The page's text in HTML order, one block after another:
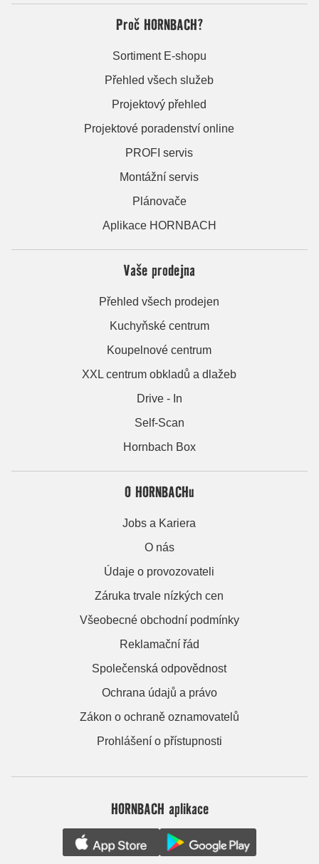
Proč HORNBACH?
Sortiment E-shopu
Přehled všech služeb
Projektový přehled
Projektové poradenství online
PROFI servis
Montážní servis
Plánovače
Aplikace HORNBACH
Vaše prodejna
Přehled všech prodejen
Kuchyňské centrum
Koupelnové centrum
XXL centrum obkladů a dlažeb
Drive - In
Self-Scan
Hornbach Box
O HORNBACHu
Jobs a Kariera
O nás
Údaje o provozovateli
Záruka trvale nízkých cen
Všeobecné obchodní podmínky
Reklamační řád
Společenská odpovědnost
Ochrana údajů a právo
Zákon o ochraně oznamovatelů
Prohlášení o přístupnosti
HORNBACH aplikace